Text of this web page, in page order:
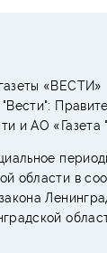
«ВЕСТИ»
и АО «Газета
области в